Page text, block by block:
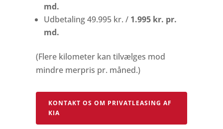
md.
Udbetaling 49.995 kr. / 1.995 kr. pr.
md.
(Flere kilometer kan tilvælges mod
mindre merpris pr. måned.)
KONTAKT OS OM PRIVATLEASING AF
KIA